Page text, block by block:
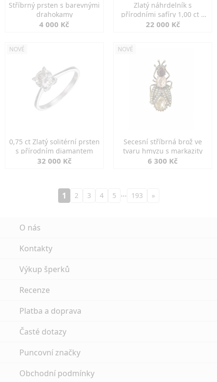
Stříbrný prsten s barevnými
drahokamy
4 000 Kč
Zlatý náhrdelník s
přírodními safíry 1,00 ct a
diamanty
22 000 Kč
NOVÉ
0,75 ct Zlatý solitérní prsten
s přírodním diamantem
32 000 Kč
NOVÉ
Secesní stříbrná brož ve
tvaru hmyzu s markazity
6 300 Kč
1 2 3 4 5 … 193 »
O nás
Kontakty
Výkup šperků
Recenze
Platba a doprava
Časté dotazy
Puncovní značky
Obchodní podmínky